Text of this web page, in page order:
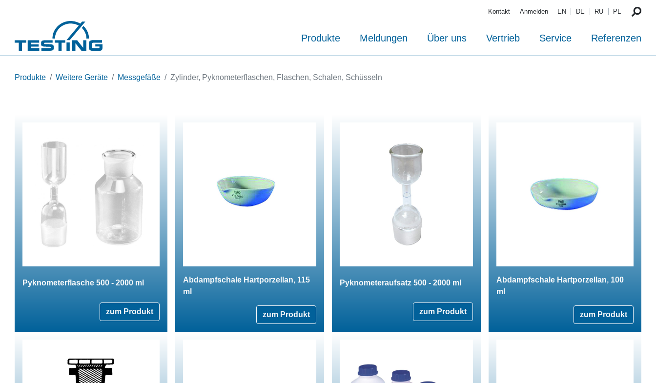
Kontakt Anmelden EN DE RU PL
Produkte Meldungen Über uns Vertrieb Service Referenzen
Produkte Weitere Geräte Messgefäße Zylinder, Pyknometerflaschen, Flaschen, Schalen, Schüsseln
Pyknometerflasche 500 - 2000 ml
zum Produkt
Abdampfschale Hartporzellan, 115
ml
zum Produkt
Pyknometeraufsatz 500 - 2000 ml
zum Produkt
Abdampfschale Hartporzellan, 100
ml
zum Produkt